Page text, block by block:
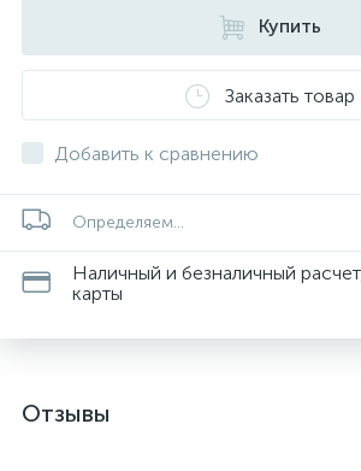
Купить
Заказать товар
Добавить к сравнению
Определяем...
Наличный и безналичный
карты
Отзывы